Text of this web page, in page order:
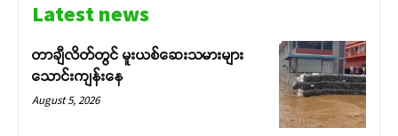
Latest news
တာချီလိတ်တွင် မူးယစ်ဆေးသမားများ
သောင်းကျန်းနေ
August 5, 2026